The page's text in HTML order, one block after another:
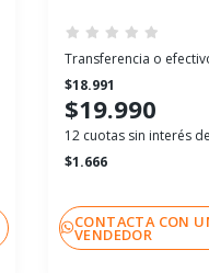
Transferencia o
$18.991
$19.990
12 cuotas sin interés
$1.666
CONTACTA CON
VENDEDOR